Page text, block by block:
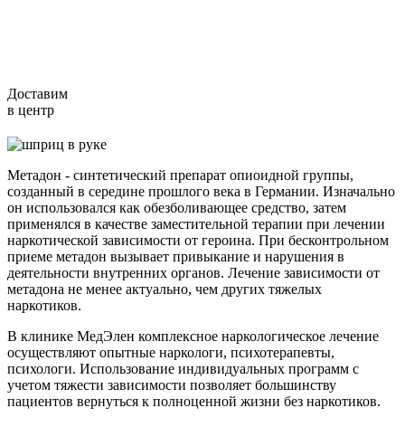
Доставим
в центр
Метадон - синтетический препарат опиоидной группы,
созданный в середине прошлого века в Германии. Изначально
он использовался как обезболивающее средство, затем
применялся в качестве заместительной терапии при лечении
наркотической зависимости от героина. При бесконтрольном
приеме метадон вызывает привыкание и нарушения в
деятельности внутренних органов. Лечение зависимости от
метадона не менее актуально, чем других тяжелых
наркотиков.
В клинике МедЭлен комплексное наркологическое лечение
осуществляют опытные наркологи, психотерапевты,
психологи. Использование индивидуальных программ с
учетом тяжести зависимости позволяет большинству
пациентов вернуться к полноценной жизни без наркотиков.